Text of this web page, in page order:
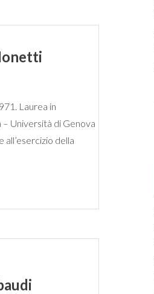
Laurea in
– Università di Genova
all’esercizio della